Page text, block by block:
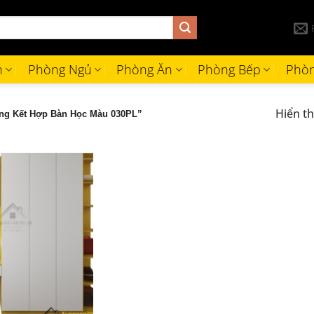
Phòng Ngủ Phòng Ăn Phòng Bếp
Kết Hợp Bàn Học Màu 030PL” Hiển